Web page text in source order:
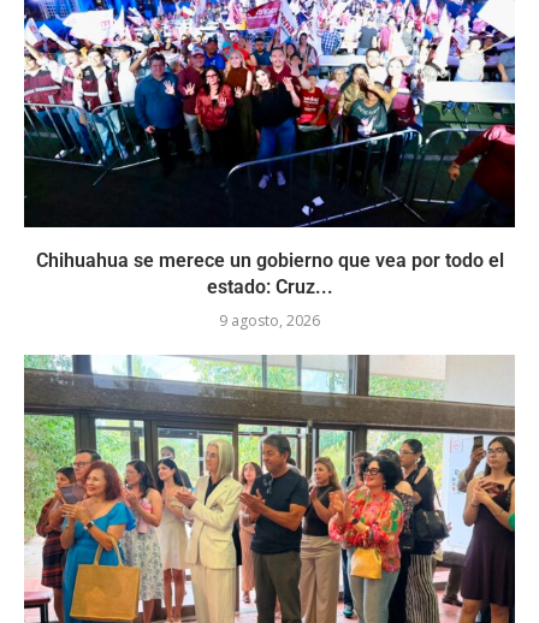
Chihuahua se merece un gobierno que vea por todo el
estado: Cruz...
9 agosto, 2026